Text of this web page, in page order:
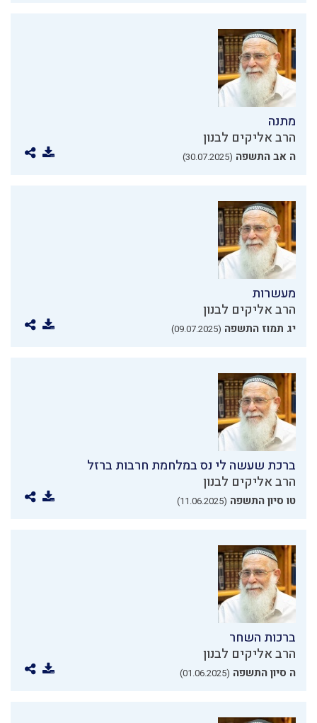
מתנה
הרב אליקים לבנון
ה אב התשפה (30.07.2025)
מעשרות
הרב אליקים לבנון
יג תמוז התשפה (09.07.2025)
ברכת שעשה לי נס במלחמת חרבות ברזל
הרב אליקים לבנון
טו סיון התשפה (11.06.2025)
ברכות השחר
הרב אליקים לבנון
ה סיון התשפה (01.06.2025)